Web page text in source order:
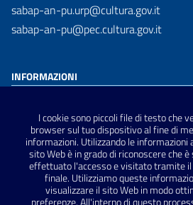
I cookie sono piccoli file di testo che
browser sul tuo dispositivo al fine di
informazioni. Utilizzando le
sito Web è in grado di riconoscere che
effettuato l'accesso e visitato tramite
finale. Utilizziamo queste
visualizzare il sito Web in modo
sabap-an-pu.urp@cultura.gov.it
sabap-an-pu@pec.cultura.gov.it
INFORMAZIONI
Privacy Policy
Note Legali
Sitemap